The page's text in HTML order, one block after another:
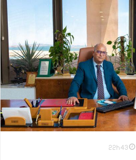
22h43